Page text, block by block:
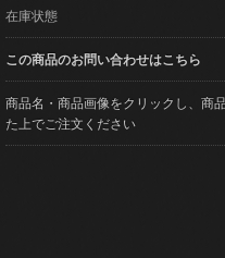
在庫状態
この商品のお問い合わせはこちら
商品名・商品画像をクリックし、商
た上でご注文ください